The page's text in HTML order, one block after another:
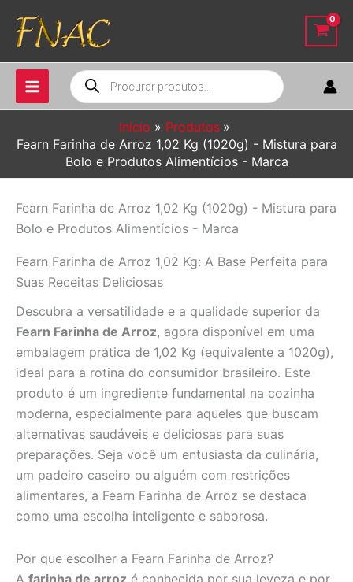
para
conteúdo
Pesquisar
produtos
Início
Produtos
Fearn Farinha de Arroz 1,02 Kg (1020g) - Mistura para
Bolo e Produtos Alimentícios - Marca
Fearn Farinha de Arroz 1,02 Kg (1020g) - Mistura para
Bolo e Produtos Alimentícios - Marca
Fearn Farinha de Arroz 1,02 Kg: A Base Perfeita para
Suas Receitas Deliciosas
Descubra a versatilidade e a qualidade superior da
Fearn Farinha de Arroz, agora disponível em uma
embalagem prática de 1,02 Kg (equivalente a 1020g),
ideal para a rotina do consumidor brasileiro. Este
produto é um ingrediente fundamental na cozinha
moderna, especialmente para aqueles que buscam
alternativas saudáveis e deliciosas para suas
preparações. Seja você um entusiasta da culinária,
um padeiro caseiro ou alguém com restrições
alimentares, a Fearn Farinha de Arroz se destaca
como uma escolha inteligente e saborosa.
Por que escolher a Fearn Farinha de Arroz?